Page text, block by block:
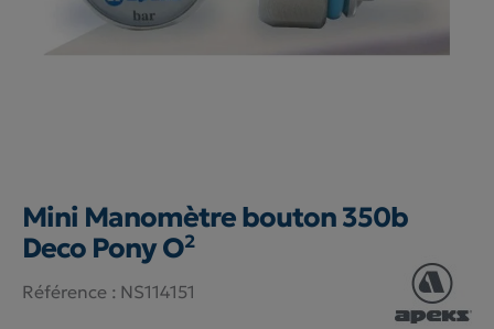
Mini Manomètre bouton 350b
Deco Pony O²
Référence : NS114151